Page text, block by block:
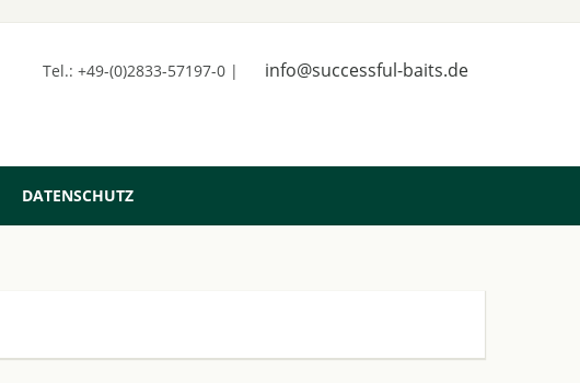
Tel.: +49-(0)2833-57197-0 | info@successful-baits.de
DATENSCHUTZ